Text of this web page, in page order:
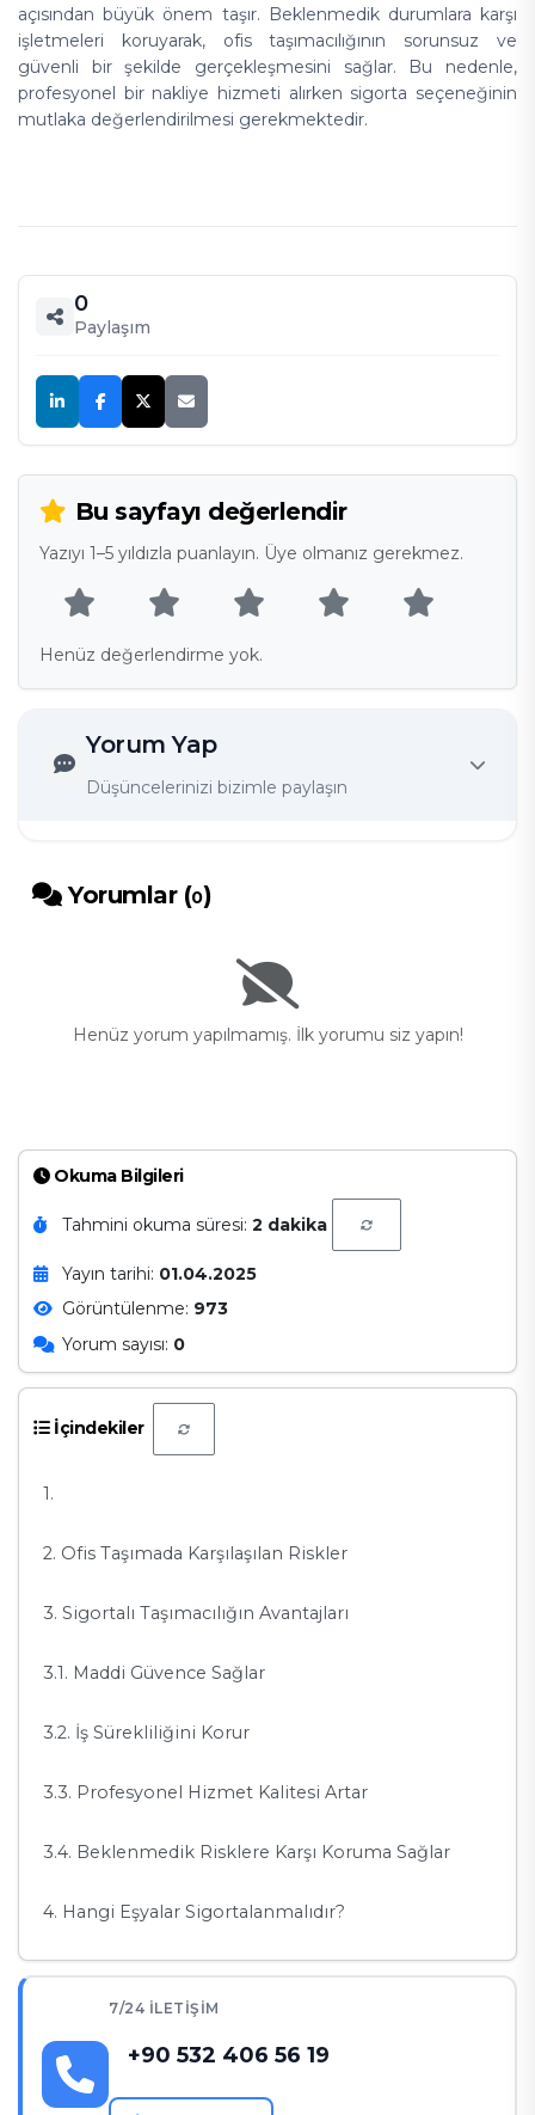
Okuma Bilgileri
Tahmini okuma süresi: 2 dakika
Yayın tarihi: 01.04.2025
Görüntülenme: 973
Yorum sayısı: 0
İçindekiler
1.
2. Ofis Taşımada Karşılaşılan Riskler
3. Sigortalı Taşımacılığın Avantajları
3.1. Maddi Güvence Sağlar
3.2. İş Sürekliliğini Korur
3.3. Profesyonel Hizmet Kalitesi Artar
3.4. Beklenmedik Risklere Karşı Koruma Sağlar
4. Hangi Eşyalar Sigortalanmalıdır?
5. Sigortalı Ofis Taşıma Süreci
7/24 İLETIŞIM
+90 532 406 56 19
açısından büyük önem taşır. Beklenmedik durumlara karşı
işletmeleri koruyarak, ofis taşımacılığının sorunsuz ve
güvenli bir şekilde gerçekleşmesini sağlar. Bu nedenle,
profesyonel bir nakliye hizmeti alırken sigorta seçeneğinin
mutlaka değerlendirilmesi gerekmektedir.
0
Paylaşım
Bu sayfayı değerlendir
Yazıyı 1–5 yıldızla puanlayın. Üye olmanız gerekmez.
Henüz değerlendirme yok.
Yorum Yap
Düşüncelerinizi bizimle paylaşın
Yorumlar (0)
Henüz yorum yapılmamış. İlk yorumu siz yapın!